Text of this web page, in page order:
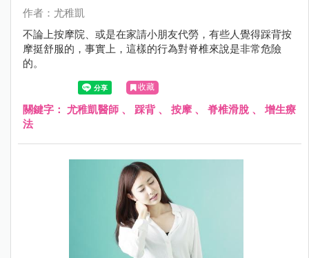
作者：尤稚凱
不論上按摩院、或是在家請小朋友代勞，有些人覺得踩背按
摩挺舒服的，事實上，這樣的行為對脊椎來說是非常危險
的。
收藏
關鍵字： 尤稚凱醫師 、 踩背、 按摩 、脊椎滑脫 、 增生療
法